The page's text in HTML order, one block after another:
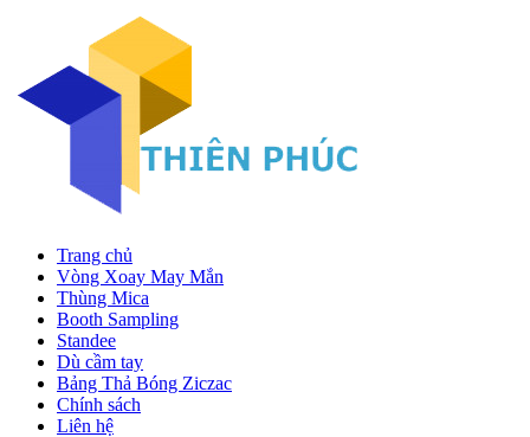
Trang chủ
Vòng Xoay May Mắn
Thùng Mica
Booth Sampling
Standee
Dù cầm tay
Bảng Thả Bóng Ziczac
Chính sách
Liên hệ